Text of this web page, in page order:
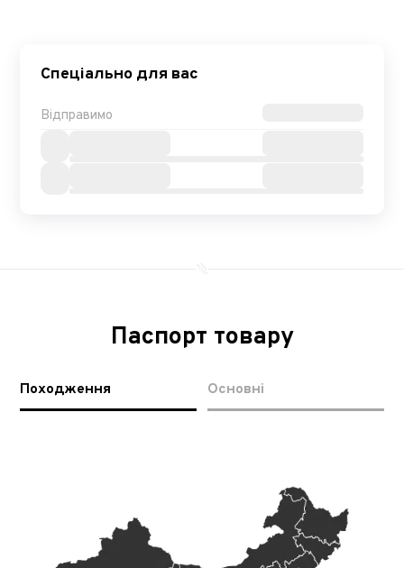
Спеціально для вас
Відправимо
Паспорт товару
Походження Основні